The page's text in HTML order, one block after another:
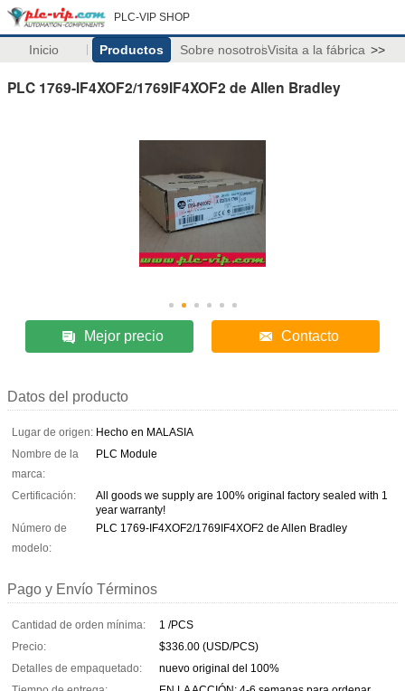
PLC-VIP SHOP
Inicio Productos Sobre nosotrosVisita a la fábrica >>
PLC 1769-IF4XOF2/1769IF4XOF2 de Allen Bradley
Mejor precio Contacto
Datos del producto
Lugar de origen: Hecho en MALASIA
Nombre de la
marca:
PLC Module
Certificación:
All goods we supply are 100% original factory sealed with 1
year warranty!
Número de
modelo:
PLC 1769-IF4XOF2/1769IF4XOF2 de Allen Bradley
Pago y Envío Términos
Cantidad de orden mínima:
1 /PCS
Precio:
$336.00 (USD/PCS)
Detalles de empaquetado:
nuevo original del 100%